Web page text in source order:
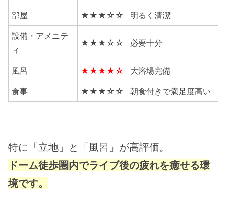
部屋 ★★★☆☆ 明るく清潔
設備・アメニテ
ィ
★★★☆☆ 必要十分
風呂 ★★★★☆ 大浴場完備
食事 ★★★☆☆ 朝食付きで満足度高い
特に「立地」と「風呂」が高評価。
ドーム徒歩圏内でライブ後の疲れを癒せる環
境です。